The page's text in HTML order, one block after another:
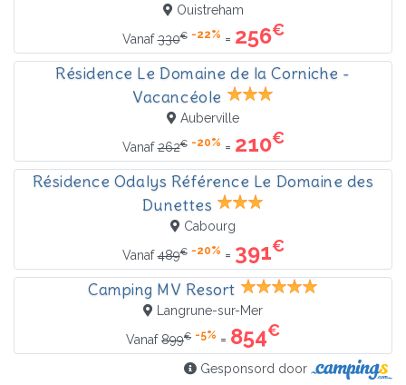
Ouistreham
Vanaf330€ -22% = 256€
Résidence Le Domaine de la Corniche -
Vacancéole
Auberville
Vanaf262€ -20% = 210€
Résidence Odalys Référence Le Domaine des
Dunettes
Cabourg
Vanaf489€ -20% = 391€
Camping MV Resort
Langrune-sur-Mer
Vanaf899€ -5% = 854€
Gesponsord door